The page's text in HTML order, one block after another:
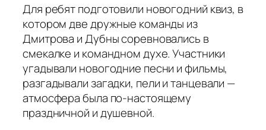
Для ребят подготовили новогодний квиз, в
котором две дружные команды из
Дмитрова и Дубны соревновались в
смекалке и командном духе. Участники
угадывали новогодние песни и фильмы,
разгадывали загадки, пели и танцевали —
атмосфера была по-настоящему
праздничной и душевной.